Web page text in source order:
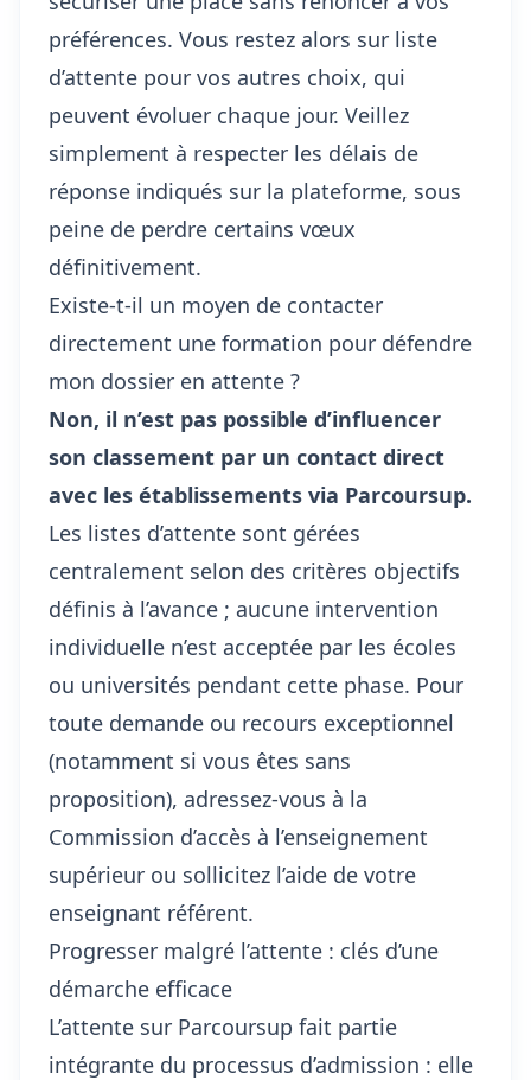
préférences. Vous restez alors sur liste
d’attente pour vos autres choix, qui
peuvent évoluer chaque jour. Veillez
simplement à respecter les délais de
réponse indiqués sur la plateforme, sous
peine de perdre certains vœux
définitivement.
Existe-t-il un moyen de contacter
directement une formation pour défendre
mon dossier en attente ?
Non, il n’est pas possible d’influencer
son classement par un contact direct
avec les établissements via Parcoursup.
Les listes d’attente sont gérées
centralement selon des critères objectifs
définis à l’avance ; aucune intervention
individuelle n’est acceptée par les écoles
ou universités pendant cette phase. Pour
toute demande ou recours exceptionnel
(notamment si vous êtes sans
proposition), adressez-vous à la
Commission d’accès à l’enseignement
supérieur ou sollicitez l’aide de votre
enseignant référent.
Progresser malgré l’attente : clés d’une
démarche efficace
L’attente sur Parcoursup fait partie
intégrante du processus d’admission : elle